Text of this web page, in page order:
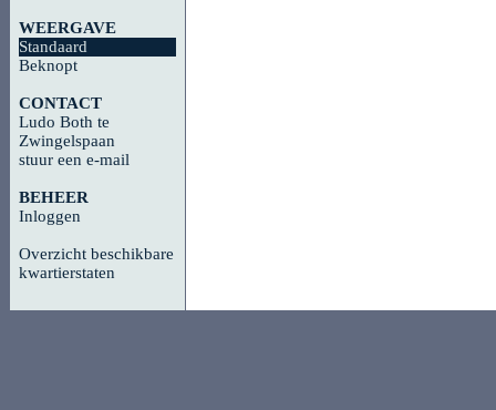
WEERGAVE
Standaard
Beknopt
CONTACT
Ludo Both te
Zwingelspaan
stuur een e-mail
BEHEER
Inloggen
Overzicht beschikbare
kwartierstaten